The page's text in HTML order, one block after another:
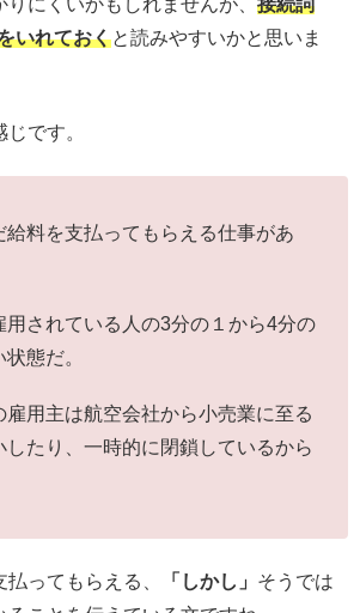
にくいかもしれませんが、 接続詞
いれておくと読みやすいかと思いま
です。
給料を支払ってもらえる仕事があ
用されている人の3分の１から4分の
態だ。
雇用主は航空会社から小売業に至る
したり、一時的に閉鎖しているから
ってもらえる、 「しかし」 そうでは